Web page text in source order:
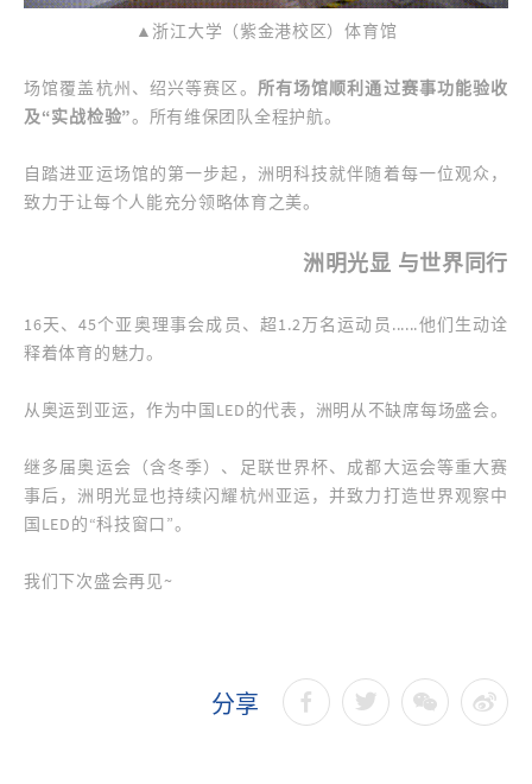
▲浙江大学（紫金港校区）体育馆
场馆覆盖杭州、绍兴等赛区。 所有场馆顺利通过赛事功能验收
及“实战检验”。所有维保团队全程护航。
自踏进亚运场馆的第一步起，洲明科技就伴随着每一位观众，
致力于让每个人能充分领略体育之美。
洲明光显 与世界同行
16天、45个亚奥理事会成员、超1.2万名运动员......他们生动诠
释着体育的魅力。
从奥运到亚运，作为中国LED的代表，洲明从不缺席每场盛会。
继多届奥运会（含冬季）、足联世界杯、成都大运会等重大赛
事后，洲明光显也持续闪耀杭州亚运，并致力打造世界观察中
国LED的“科技窗口”。
我们下次盛会再见~
分享